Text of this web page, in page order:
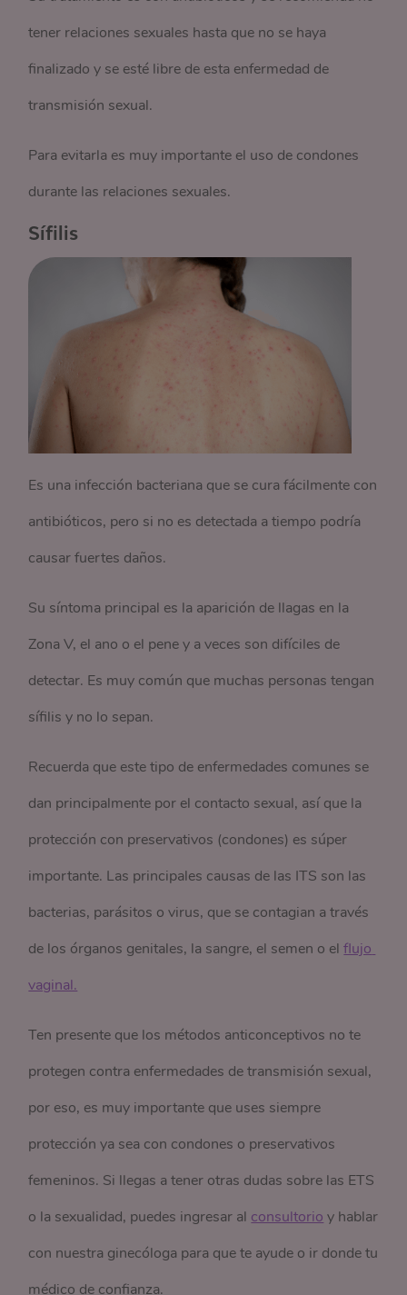
tener relaciones sexuales hasta que no se haya
finalizado y se esté libre de esta enfermedad de
transmisión sexual.
Para evitarla es muy importante el uso de condones
durante las relaciones sexuales.
Sífilis
Es una infección bacteriana que se cura fácilmente con
antibióticos, pero si no es detectada a tiempo podría
causar fuertes daños.
Su síntoma principal es la aparición de llagas en la
Zona V, el ano o el pene y a veces son difíciles de
detectar. Es muy común que muchas personas tengan
sífilis y no lo sepan.
Recuerda que este tipo de enfermedades comunes se
dan principalmente por el contacto sexual, así que la
protección con preservativos (condones) es súper
importante. Las principales causas de las ITS son las
bacterias, parásitos o virus, que se contagian a través
de los órganos genitales, la sangre, el semen o elflujo
vaginal.
Ten presente que los métodos anticonceptivos no te
protegen contra enfermedades de transmisión sexual,
por eso, es muy importante que uses siempre
protección ya sea con condones o preservativos
femeninos. Si llegas a tener otras dudas sobre las ETS
o la sexualidad, puedes ingresar al consultorio y hablar
con nuestra ginecóloga para que te ayude o ir donde tu
médico de confianza.